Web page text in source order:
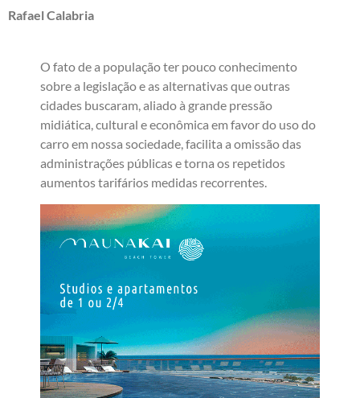
Rafael Calabria
O fato de a população ter pouco conhecimento
sobre a legislação e as alternativas que outras
cidades buscaram, aliado à grande pressão
midiática, cultural e econômica em favor do uso do
carro em nossa sociedade, facilita a omissão das
administrações públicas e torna os repetidos
aumentos tarifários medidas recorrentes.